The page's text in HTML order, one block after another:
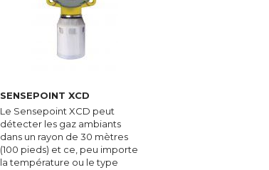
SENSEPOINT XCD
Le Sensepoint XCD peut
détecter les gaz ambiants
dans un rayon de 30 mètres
(100 pieds) et ce, peu importe
la température ou le type